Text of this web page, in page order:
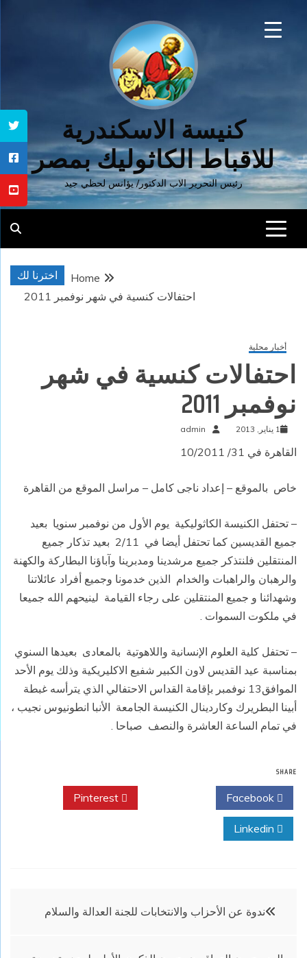
كنيسة الاسكندرية
للاقباط الكاثوليك بمصر
رئيس التحرير الاب الدكتور/ يؤانس لحظي جيد
اخترنا لك
Home
احتفالات كنسية في شهر نوفمبر 2011
أخبار محلية
احتفالات كنسية في شهر
نوفمبر 2011
1 يناير, 2013 admin
القاهرة في 31/ 10/2011
خاص بالموقع – إعداد ناجى كامل – مراسل الموقع من القاهرة
– تحتفل الكنيسة الكاثوليكية يوم الأول من نوفمبر سنويا بعيد
جميع القديسين كما تحتفل أيضا في 2/11 بعيد تذكار جميع
المنتقلين فلنتذكر جميع مرشدينا ومدبرينا وآباؤنا البطاركة والكهنة
والرهبان والراهبات والخدام الذين خدمونا وجميع أفراد عائلاتنا
وشهدائنا و جميع المنتقلين على رجاء القيامة لينيحهم الله جميعا
في ملكوت السموات .
– تحتفل كلية العلوم الإنسانية واللاهوتية بالمعادى بعيدها السنوي
بمناسبة عيد القديس لاون الكبير شفيع الاكليريكية وذلك يوم الأحد
الموافق13 نوفمبر بإقامة القداس الاحتفالي
الذي يترأسه غبطة
أبينا البطريرك وكاردينال الكنيسة الجامعة الأنبا انطونيوس نجيب ،
في تمام الساعة العاشرة والنصف صباحا .
SHARE
تصفّحندوة عن الأحزاب والانتخابات للجنة العدالة والسلام